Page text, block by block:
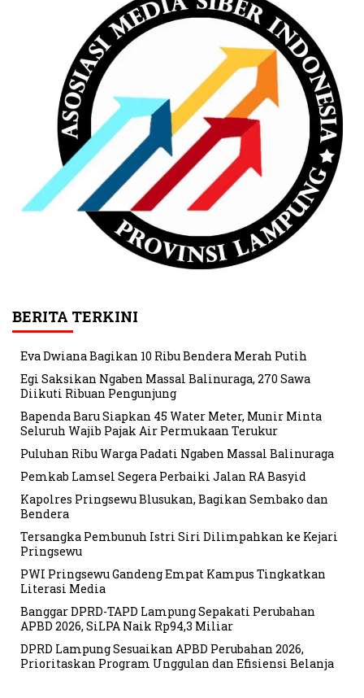
BERITA TERKINI
Eva Dwiana Bagikan 10 Ribu Bendera Merah Putih
Egi Saksikan Ngaben Massal Balinuraga, 270 Sawa
Diikuti Ribuan Pengunjung
Bapenda Baru Siapkan 45 Water Meter, Munir Minta
Seluruh Wajib Pajak Air Permukaan Terukur
Puluhan Ribu Warga Padati Ngaben Massal Balinuraga
Pemkab Lamsel Segera Perbaiki Jalan RA Basyid
Kapolres Pringsewu Blusukan, Bagikan Sembako dan
Bendera
Tersangka Pembunuh Istri Siri Dilimpahkan ke Kejari
Pringsewu
PWI Pringsewu Gandeng Empat Kampus Tingkatkan
Literasi Media
Banggar DPRD-TAPD Lampung Sepakati Perubahan
APBD 2026, SiLPA Naik Rp94,3 Miliar
DPRD Lampung Sesuaikan APBD Perubahan 2026,
Prioritaskan Program Unggulan dan Efisiensi Belanja